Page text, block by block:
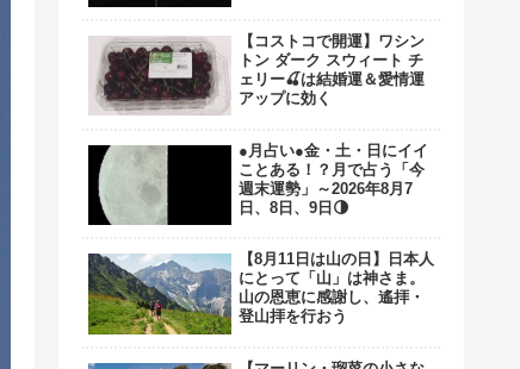
【コストコで開運】ワシン
トン ダーク スウィート チ
ェリー🍒は結婚運＆愛情運
アップに効く
●月占い●金・土・日にイイ
ことある！？月で占う「今
週末運勢」～2026年8月7
日、8日、9日🌗
【8月11日は山の日】日本人
にとって「山」は神さま。
山の恩恵に感謝し、遙拝・
登山拝を行おう